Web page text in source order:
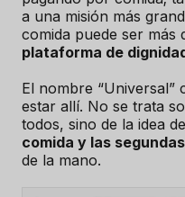
a una misión más
comida puede ser más
plataforma de
El nombre “Universal”
estar allí. No se trata
todos, sino de la idea
comida y las
de la mano.